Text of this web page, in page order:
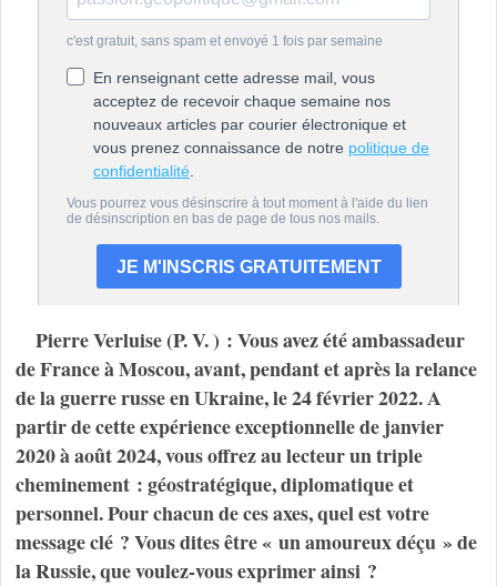
Pierre Verluise (P. V. ) : Vous avez été ambassadeur
de France à Moscou, avant, pendant et après la relance
de la guerre russe en Ukraine, le 24 février 2022. A
partir de cette expérience exceptionnelle de janvier
2020 à août 2024, vous offrez au lecteur un triple
cheminement : géostratégique, diplomatique et
personnel. Pour chacun de ces axes, quel est votre
message clé ? Vous dites être « un amoureux déçu » de
la Russie, que voulez-vous exprimer ainsi ?